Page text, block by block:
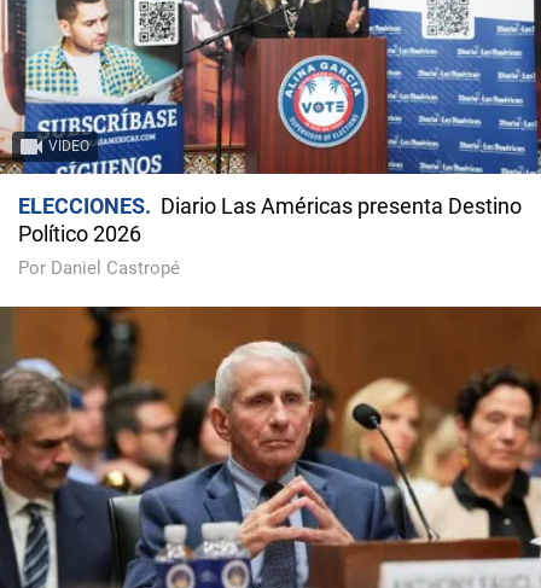
VIDEO
ELECCIONES
Diario Las Américas presenta Destino
Político 2026
Por Daniel Castropé